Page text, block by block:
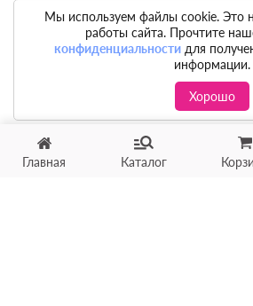
Главная Каталог
Мы используем файлы cookie. Это
работы сайта. Прочтите
конфиденциальностидля
информации.
Хорошо